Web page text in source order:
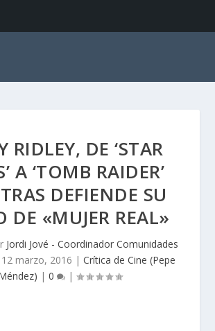
RIDLEY, DE ‘STAR
A ‘TOMB RAIDER’
DEFIENDE SU
DE «MUJER REAL»
Jordi Jové - Coordinador Comunidades
12 marzo, 2016 | Crítica de Cine (Pepe
| 0 |